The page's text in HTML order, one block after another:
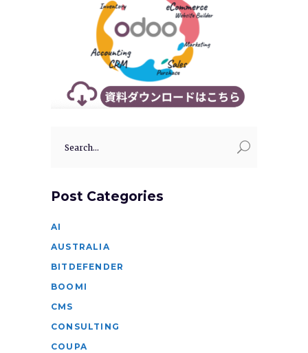
for:
Post Categories
AI
AUSTRALIA
BITDEFENDER
BOOMI
CMS
CONSULTING
COUPA